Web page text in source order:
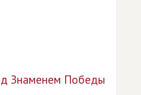
Знаменем Победы